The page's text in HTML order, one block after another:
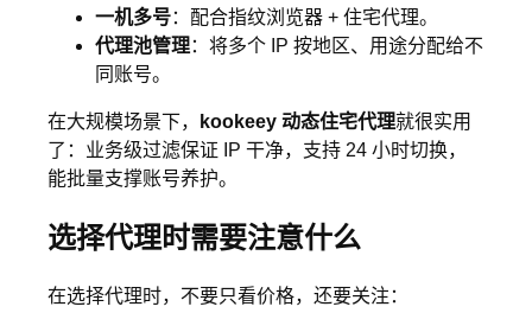
一机多号：配合指纹浏览器 + 住宅代理。
代理池管理：将多个 IP 按地区、用途分配给不
同账号。
在大规模场景下， kookeey 动态住宅代理就很实用
了：业务级过滤保证 IP 干净，支持 24 小时切换，
能批量支撑账号养护。
选择代理时需要注意什么
在选择代理时，不要只看价格，还要关注：